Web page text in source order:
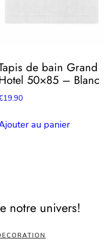
de bain Grand
50×85 – Blanc
19.90
au panier
notre univers!